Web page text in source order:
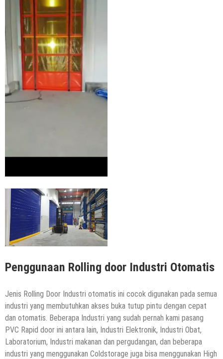
Penggunaan Rolling door Industri Otomatis
Jenis Rolling Door Industri otomatis ini cocok digunakan pada semua
industri yang membutuhkan akses buka tutup pintu dengan cepat
dan otomatis. Beberapa Industri yang sudah pernah kami pasang
PVC Rapid door ini antara lain, Industri Elektronik, Industri Obat,
Laboratorium, Industri makanan dan pergudangan, dan beberapa
industri yang menggunakan Coldstorage juga bisa menggunakan High